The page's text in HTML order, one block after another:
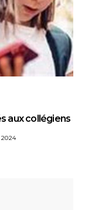
aux collégiens
2024